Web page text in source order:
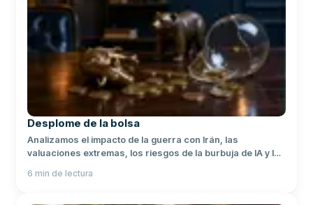
Desplome de la bolsa
Analizamos el impacto de la guerra con Irán, las
valuaciones extremas, los riesgos de la burbuja de IA y las
con tu dinero.
6 min de lectura